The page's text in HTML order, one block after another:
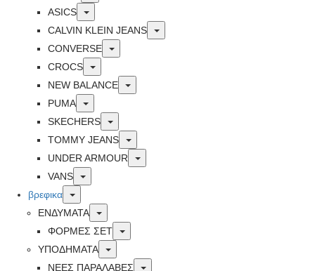
ASICS
Toggle
CALVIN KLEIN JEANS
Toggle
CONVERSE
Toggle
CROCS
Toggle
NEW BALANCE
Toggle
PUMA
Toggle
SKECHERS
Toggle
TOMMY JEANS
Toggle
UNDER ARMOUR
Toggle
VANS
Toggle
βρεφικα
Toggle
ΕΝΔΥΜΑΤΑ
Toggle
ΦΟΡΜΕΣ ΣΕΤ
Toggle
ΥΠΟΔΗΜΑΤΑ
Toggle
ΝΕΕΣ ΠΑΡΑΛΑΒΕΣ
Toggle